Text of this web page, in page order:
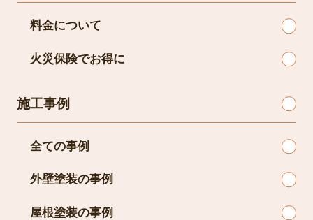
料金について
火災保険でお得に
施工事例
全ての事例
外壁塗装の事例
屋根塗装の事例